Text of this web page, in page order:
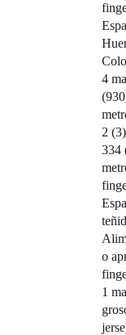
4
2
334
o
1